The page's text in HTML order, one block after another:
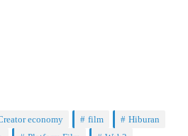
economy film
Hiburan